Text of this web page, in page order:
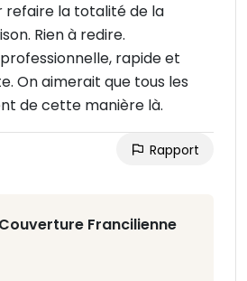
refaire la totalité de la
Rien à redire.
rapide et
On aimerait que tous les
de cette manière là.
Rapport
Francilienne